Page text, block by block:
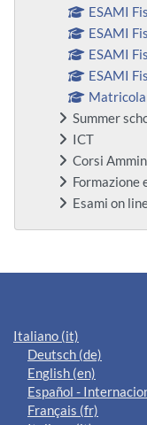
ESAMI
ESAMI
ESAMI
ESAMI
Summer
ICT
Corsi
Formazione
Esami on
Blocchi
Italiano ‎(it)‎
Deutsch ‎(de)‎
English ‎(en)‎
Español -
Français ‎(fr)‎